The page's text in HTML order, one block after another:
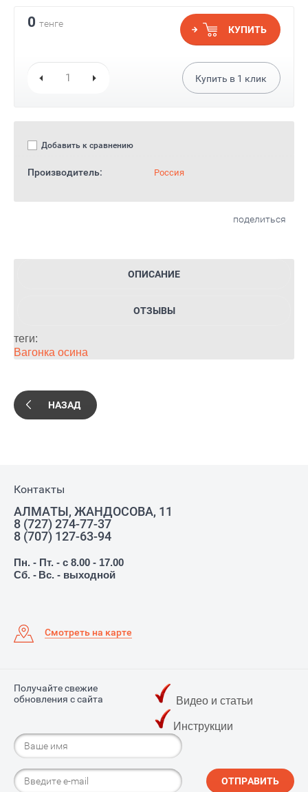
0 тенге
КУПИТЬ
Купить в 1 клик
Добавить к сравнению
Производитель: Россия
поделиться
ОПИСАНИЕ
ОТЗЫВЫ
теги:
Вагонка осина
НАЗАД
Контакты
АЛМАТЫ, ЖАНДОСОВА, 11
8 (727) 274-77-37
8 (707) 127-63-94
Пн. - Пт. - с 8.00 - 17.00
Сб. - Вс. - выходной
Смотреть на карте
Получайте свежие
обновления с сайта
Видео и статьи
Инструкции
ОТПРАВИТЬ